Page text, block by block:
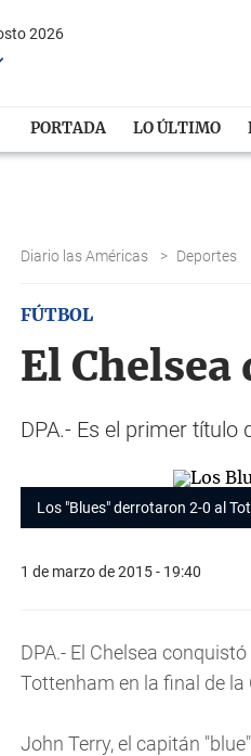
2026
PORTADA LO ÚLTIMO
Diario las Américas > Deportes
FÚTBOL
El Chelsea
DPA.- Es el primer
Los "Blues" derrotaron 2-0 al
1 de marzo de 2015 - 19:40
DPA.- El Chelsea
Tottenham en la final de la
John Terry, el capitán